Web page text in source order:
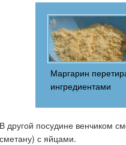
Маргарин
ингредиентами
В другой посудине венчиком
сметану) с яйцами.